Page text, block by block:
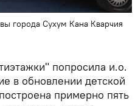
города Сухум Кана Кварчия
попросила и.о.
в обновлении детской
примерно пять